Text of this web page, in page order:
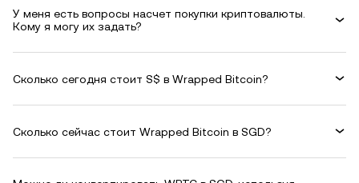
У меня есть вопросы насчет покупки криптовалюты.
Кому я могу их задать?
Сколько сегодня стоит S$ в Wrapped Bitcoin?
Сколько сейчас стоит Wrapped Bitcoin в SGD?